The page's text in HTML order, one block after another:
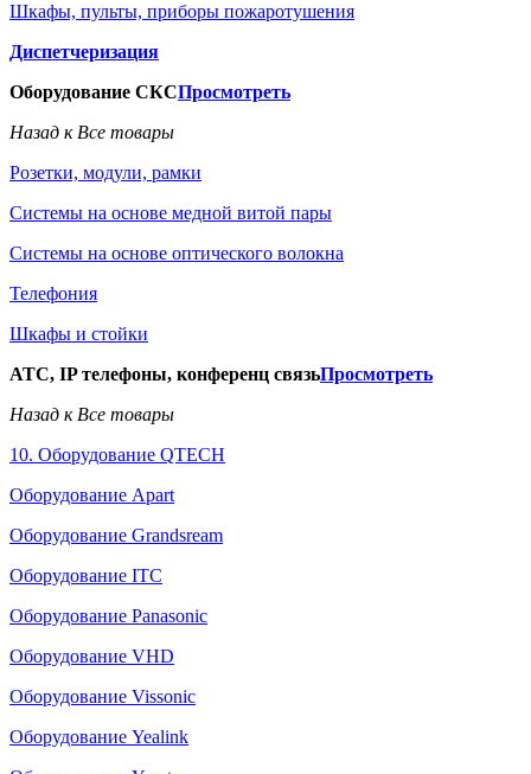
Шкафы, пульты, приборы пожаротушения
Диспетчеризация
Оборудование СКСПросмотреть
Назад к Все товары
Розетки, модули, рамки
Системы на основе медной витой пары
Системы на основе оптического волокна
Телефония
Шкафы и стойки
АТС, IP телефоны, конференц связьПросмотреть
Назад к Все товары
10. Оборудование QTECH
Оборудование Apart
Оборудование Grandsream
Оборудование ITC
Оборудование Panasonic
Оборудование VHD
Оборудование Vissonic
Оборудование Yealink